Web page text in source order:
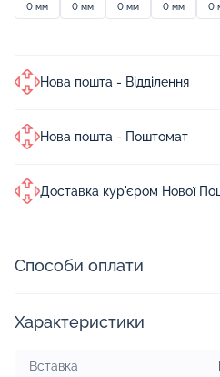
0 мм 0 мм 0 мм 0 мм 0
Нова пошта - Відділення
Нова пошта - Поштомат
Доставка кур'єром Нової
Способи оплати
Характеристики
Вставка